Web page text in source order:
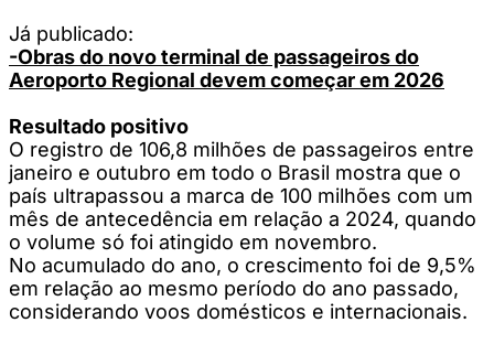
Já publicado:
-Obras do novo terminal de passageiros do
Aeroporto Regional devem começar em 2026
Resultado positivo
O registro de 106,8 milhões de passageiros entre
janeiro e outubro em todo o Brasil mostra que o
país ultrapassou a marca de 100 milhões com um
mês de antecedência em relação a 2024, quando
o volume só foi atingido em novembro.
No acumulado do ano, o crescimento foi de 9,5%
em relação ao mesmo período do ano passado,
considerando voos domésticos e internacionais.